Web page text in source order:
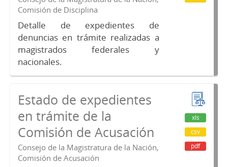
Comisión de Disciplina
Detalle de expedientes de
denuncias en trámite realizadas a
magistrados federales y
nacionales.
Estado de expedientes
en trámite de la
Comisión de Acusación
Consejo de la Magistratura de la Nación,
Comisión de Acusación
xls
csv
pdf